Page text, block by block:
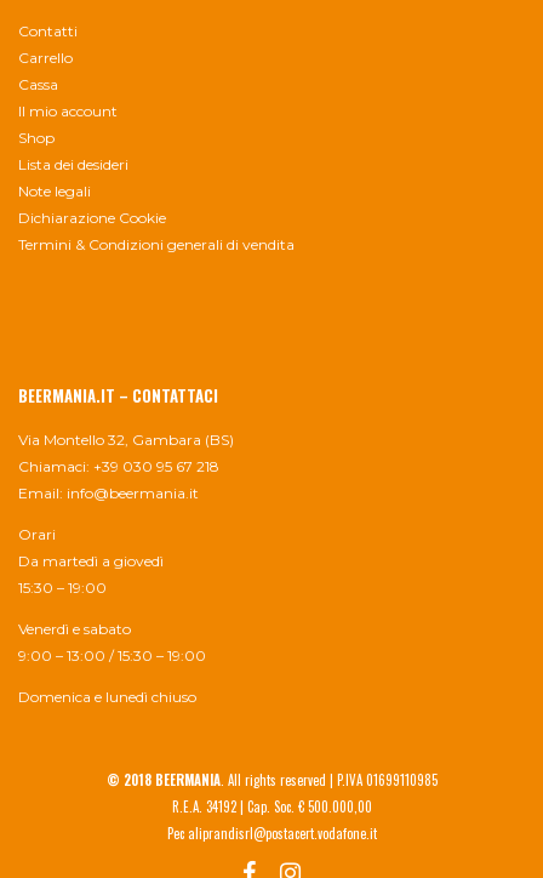
Contatti
Carrello
Cassa
Il mio account
Shop
Lista dei desideri
Note legali
Dichiarazione Cookie
Termini & Condizioni generali di vendita
BEERMANIA.IT – CONTATTACI
Via Montello 32, Gambara (BS)
Chiamaci: +39 030 95 67 218
Email: info@beermania.it
Orari
Da martedì a giovedì
15:30 – 19:00
Venerdì e sabato
9:00 – 13:00 / 15:30 – 19:00
Domenica e lunedì chiuso
© 2018 BEERMANIA. All rights reserved | P.IVA 01699110985
R.E.A. 34192 | Cap. Soc. € 500.000,00
Pec aliprandisrl@postacert.vodafone.it